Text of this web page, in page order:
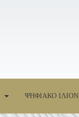
ΨΗΦΙΑΚΟ ΙΛΙΟΝ